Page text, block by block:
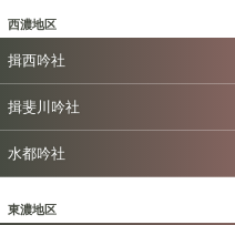
西濃地区
揖西吟社
揖斐川吟社
水都吟社
東濃地区